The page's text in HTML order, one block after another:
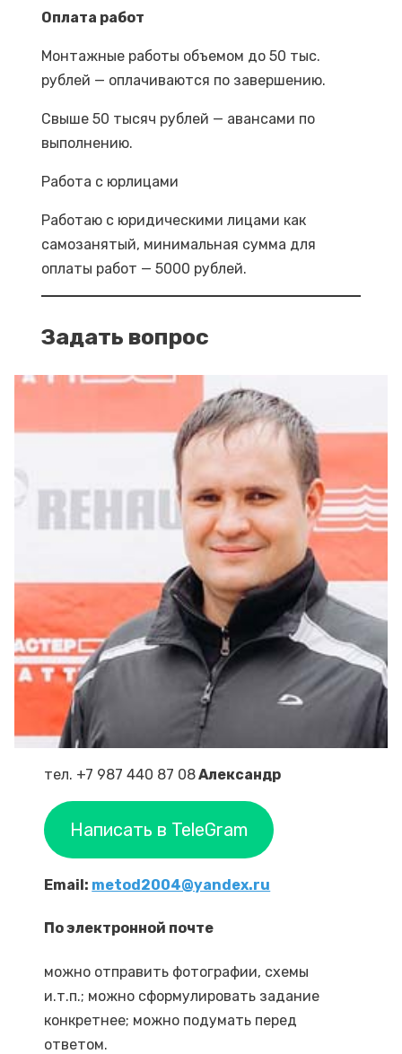
Оплата работ
Монтажные работы объемом до 50 тыс.
рублей — оплачиваются по завершению.
Свыше 50 тысяч рублей — авансами по
выполнению.
Работа с юрлицами
Работаю с юридическими лицами как
самозанятый, минимальная сумма для
оплаты работ — 5000 рублей.
Задать вопрос
тел. +7 987 440 87 08Александр
Написать в TeleGram
Email: metod2004@yandex.ru
По электронной почте
можно отправить фотографии, схемы
и.т.п.; можно сформулировать задание
конкретнее; можно подумать перед
ответом.